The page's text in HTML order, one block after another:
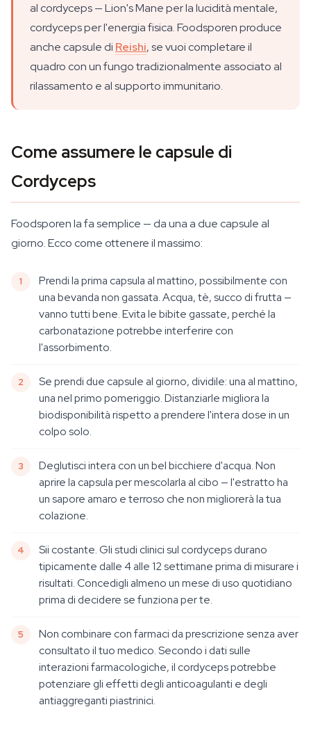
al cordyceps — Lion's Mane per la lucidità mentale,
cordyceps per l'energia fisica. Foodsporen produce
anche capsule di Reishi, se vuoi completare il
quadro con un fungo tradizionalmente associato al
rilassamento e al supporto immunitario.
Come assumere le capsule di
Cordyceps
Foodsporen la fa semplice — da una a due capsule al
giorno. Ecco come ottenere il massimo:
Prendi la prima capsula al mattino, possibilmente con
una bevanda non gassata. Acqua, tè, succo di frutta —
vanno tutti bene. Evita le bibite gassate, perché la
carbonatazione potrebbe interferire con
l'assorbimento.
Se prendi due capsule al giorno, dividile: una al mattino,
una nel primo pomeriggio. Distanziarle migliora la
biodisponibilità rispetto a prendere l'intera dose in un
colpo solo.
Deglutisci intera con un bel bicchiere d'acqua. Non
aprire la capsula per mescolarla al cibo — l'estratto ha
un sapore amaro e terroso che non migliorerà la tua
colazione.
Sii costante. Gli studi clinici sul cordyceps durano
tipicamente dalle 4 alle 12 settimane prima di misurare i
risultati. Concedigli almeno un mese di uso quotidiano
prima di decidere se funziona per te.
Non combinare con farmaci da prescrizione senza aver
consultato il tuo medico. Secondo i dati sulle
interazioni farmacologiche, il cordyceps potrebbe
potenziare gli effetti degli anticoagulanti e degli
antiaggreganti piastrinici.